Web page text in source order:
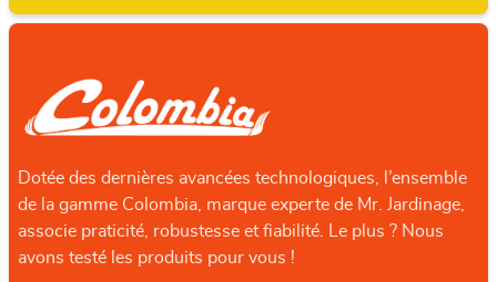
Dotée des dernières avancées technologiques, l’ensemble
de la gamme Colombia, marque experte de Mr. Jardinage,
associe praticité, robustesse et fiabilité. Le plus ? Nous
avons testé les produits pour vous !